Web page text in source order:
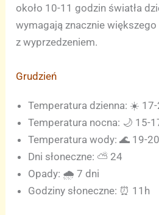
około 10-11 godzin światła
wymagają znacznie
z wyprzedzeniem.
Grudzień
Temperatura dzienna: ☀️ 17-
Temperatura nocna: 🌙 15-
Temperatura wody: 🌊 19-
Dni słoneczne: ⛅ 24
Opady: 🌧️ 7 dni
Godziny słoneczne: ⏰ 11h